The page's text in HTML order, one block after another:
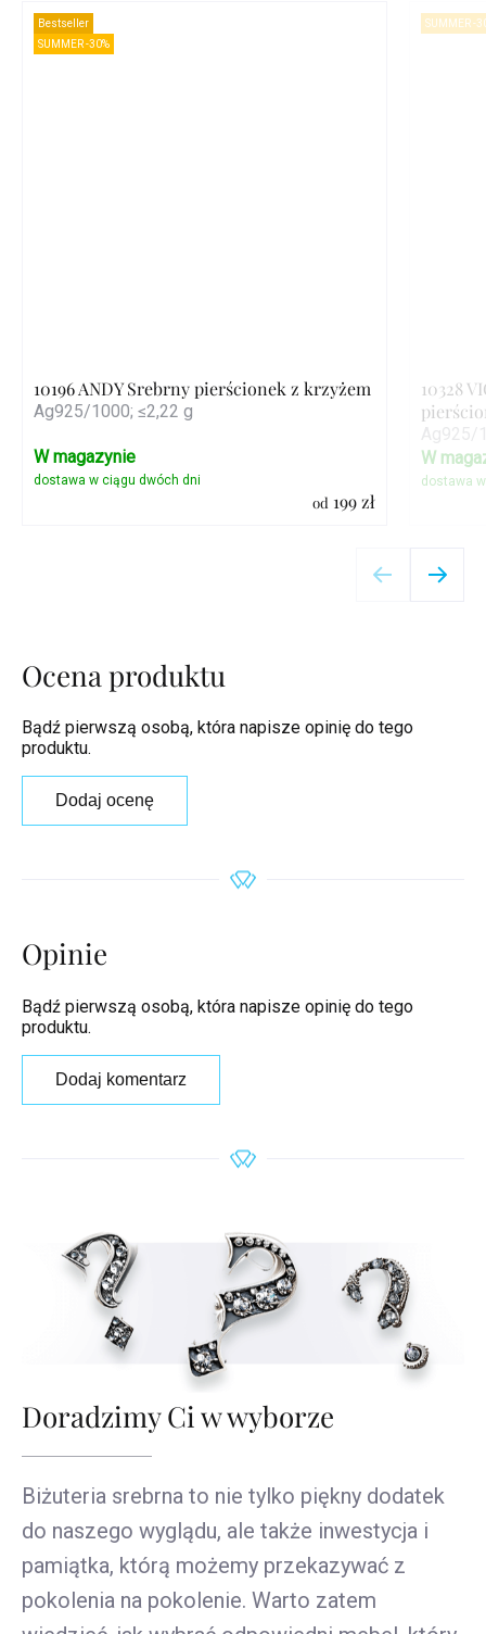
Bestseller
SUMMER -30%
10196 ANDY Srebrny pierścionek z krzyżem
Ag925/1000; ≤2,22 g
od 199 zł
W magazynie
SUMMER -
10328
W
Ocena produktu
Bądź pierwszą osobą, która napisze opinię do tego
produktu.
Dodaj ocenę
Opinie
Bądź pierwszą osobą, która napisze opinię do tego
produktu.
Dodaj komentarz
Doradzimy Ci w wyborze
Biżuteria srebrna to nie tylko piękny dodatek
do naszego wyglądu, ale także inwestycja i
pamiątka, którą możemy przekazywać z
pokolenia na pokolenie. Warto zatem